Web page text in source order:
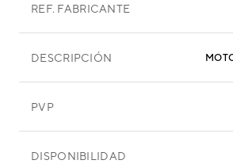
REF. FABRICANTE
DESCRIPCIÓN
PVP
DISPONIBILIDAD